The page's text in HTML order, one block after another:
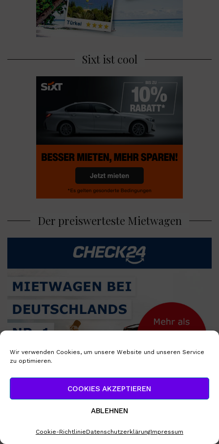
Wir verwenden Cookies, um unsere Website und unseren Service
zu optimieren.
COOKIES AKZEPTIEREN
ABLEHNEN
Cookie-RichtlinieDatenschutzerklärungImpressum
Sixt ist cool
Der preiswerteste Mietwagen
Ich war schon da! Aldiana mit super